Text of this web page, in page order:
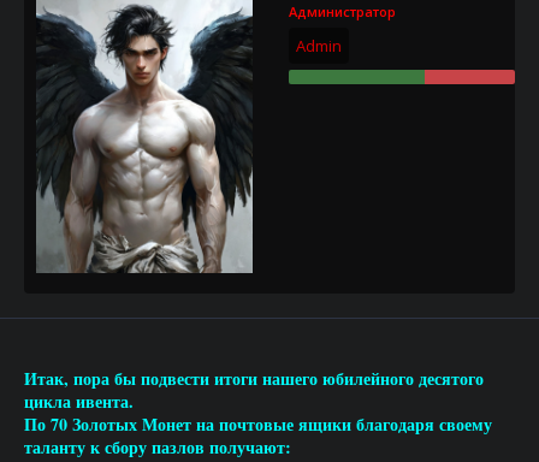
Администратор
Admin
Итак, пора бы подвести итоги нашего юбилейного десятого
цикла ивента.
По 70 Золотых Монет на почтовые ящики благодаря своему
таланту к сбору пазлов получают: